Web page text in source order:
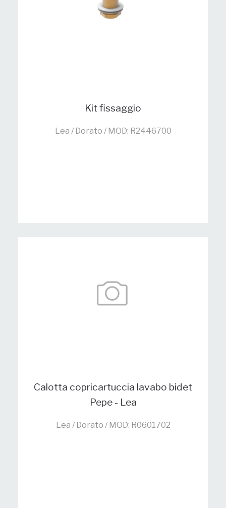
Kit fissaggio
Lea / Dorato / MOD: R2446700
Calotta copricartuccia lavabo bidet
Pepe - Lea
Lea / Dorato / MOD: R0601702